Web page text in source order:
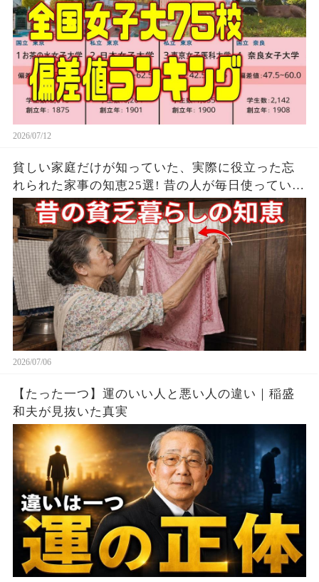
2026/07/12
貧しい家庭だけが知っていた、実際に役立った忘
れられた家事の知恵25選! 昔の人が毎日使ってい
た、貧しい家庭の節約の知恵
2026/07/06
【たった一つ】運のいい人と悪い人の違い｜稲盛
和夫が見抜いた真実